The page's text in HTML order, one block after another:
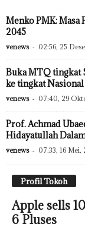
Menko PMK: Masa
2045
venews - 02:56, 25
Buka MTQ tingkat
ke tingkat Nasional
venews - 07:40, 29
Prof. Achmad
Hidayatullah
venews - 07:33, 16 Mei,
Profil Tokoh
Apple sells
6 Pluses